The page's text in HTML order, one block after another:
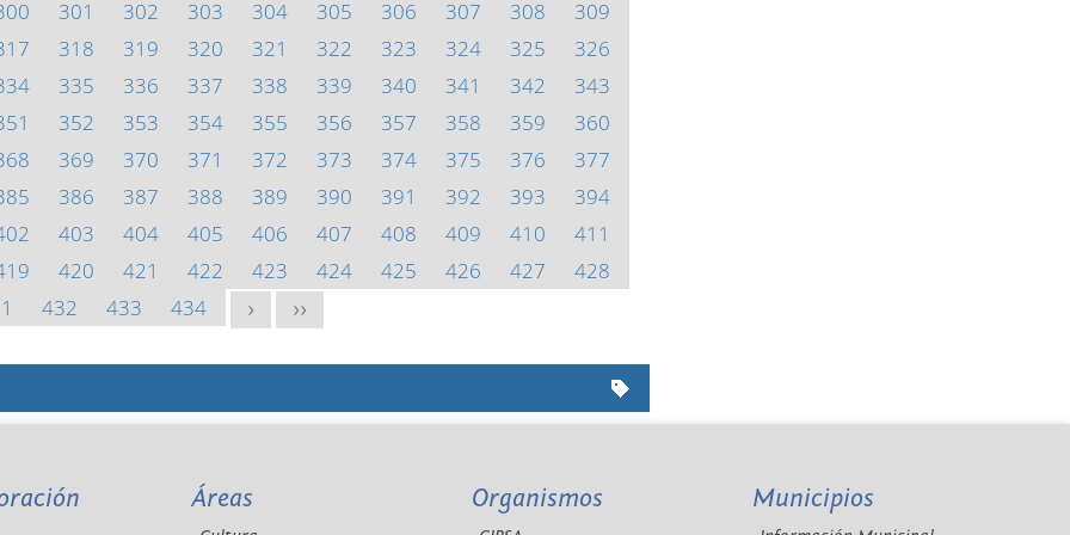
301 302 303 304 305 306 307 308
309
318 319 320 321 322 323 324 325
326
335 336 337 338 339 340 341 342
343
352 353 354 355 356 357 358 359
360
369 370 371 372 373 374 375 376
377
386 387 388 389 390 391 392 393
394
403 404 405 406 407 408 409 410
411
420 421 422 423 424 425 426 427
428
432 433 434 > >>
Áreas Organismos Municipios